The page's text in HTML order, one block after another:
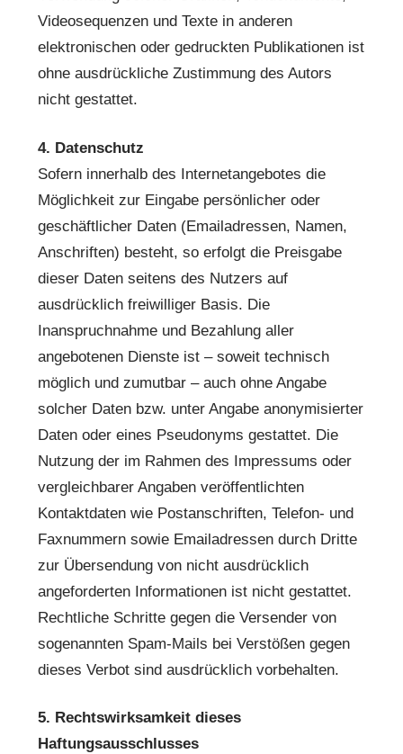
Videosequenzen und Texte in anderen
elektronischen oder gedruckten Publikationen ist
ohne ausdrückliche Zustimmung des Autors
nicht gestattet.
4. Datenschutz
Sofern innerhalb des Internetangebotes die
Möglichkeit zur Eingabe persönlicher oder
geschäftlicher Daten (Emailadressen, Namen,
Anschriften) besteht, so erfolgt die Preisgabe
dieser Daten seitens des Nutzers auf
ausdrücklich freiwilliger Basis. Die
Inanspruchnahme und Bezahlung aller
angebotenen Dienste ist – soweit technisch
möglich und zumutbar – auch ohne Angabe
solcher Daten bzw. unter Angabe anonymisierter
Daten oder eines Pseudonyms gestattet. Die
Nutzung der im Rahmen des Impressums oder
vergleichbarer Angaben veröffentlichten
Kontaktdaten wie Postanschriften, Telefon- und
Faxnummern sowie Emailadressen durch Dritte
zur Übersendung von nicht ausdrücklich
angeforderten Informationen ist nicht gestattet.
Rechtliche Schritte gegen die Versender von
sogenannten Spam-Mails bei Verstößen gegen
dieses Verbot sind ausdrücklich vorbehalten.
5. Rechtswirksamkeit dieses
Haftungsausschlusses